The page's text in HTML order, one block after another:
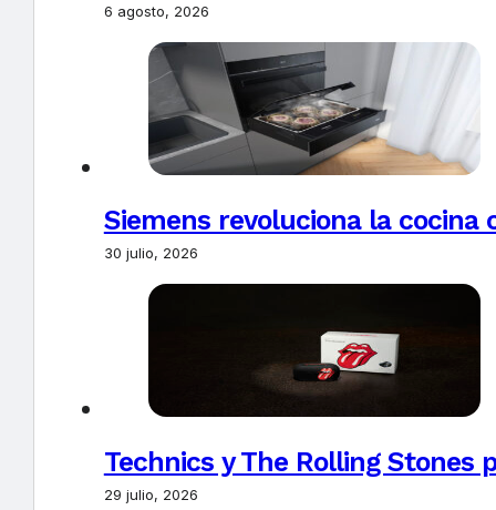
6 agosto, 2026
Siemens revoluciona la
30 julio, 2026
Technics y The Rolling Stones
29 julio, 2026